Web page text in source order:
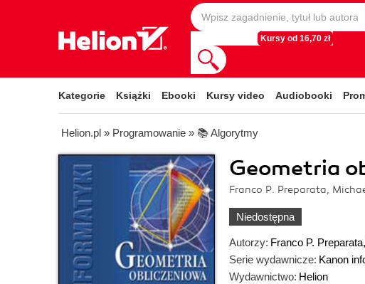
Kursy od 16,70 zł
Kategorie Książki Ebooki Kursy video Audiobooki
Helion.pl » Programowanie » 📚 Algorytmy
Geometria
Franco P. Preparata,
Niedostępna
Autorzy: Franco P. Preparata,
Serie wydawnicze: Kanon
Wydawnictwo: Helion